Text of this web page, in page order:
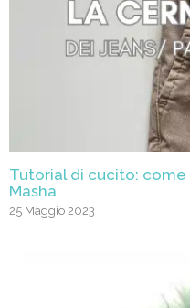
Tutorial di cucito:
Masha
25 Maggio 2023